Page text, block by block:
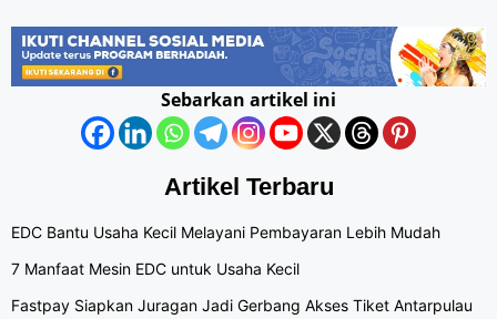
Sebarkan artikel ini
Artikel Terbaru
EDC Bantu Usaha Kecil Melayani Pembayaran Lebih Mudah
7 Manfaat Mesin EDC untuk Usaha Kecil
Fastpay Siapkan Juragan Jadi Gerbang Akses Tiket Antarpulau